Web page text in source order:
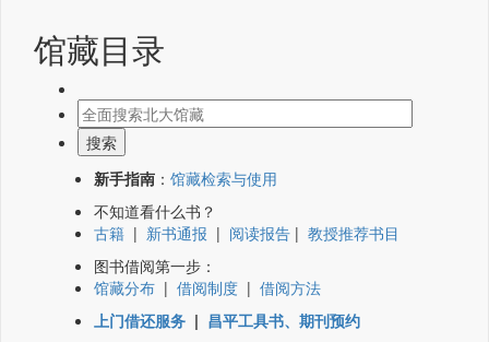
馆藏目录
新手指南 ： 馆藏检索与使用
不知道看什么书？
古籍 | 新书通报 | 阅读报告 | 教授推荐书目
图书借阅第一步：
馆藏分布 | 借阅制度 | 借阅方法
上门借还服务 | 昌平工具书、期刊预约